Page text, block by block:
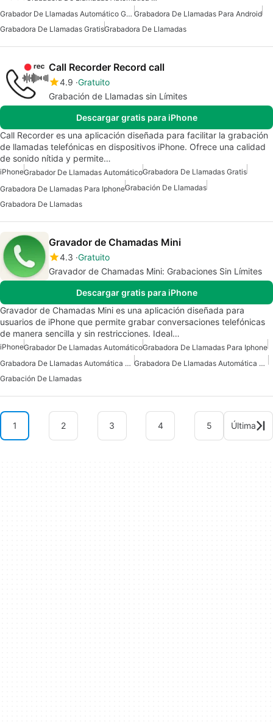
Grabador De Llamadas Automático Gratuito Grabadora De Llamadas Para Android
Grabadora De Llamadas GratisGrabadora De Llamadas
Call Recorder Record call
4.9 Gratuito
Grabación de Llamadas sin Límites
Descargar gratis para iPhone
Call Recorder es una aplicación diseñada para facilitar la grabación
de llamadas telefónicas en dispositivos iPhone. Ofrece una calidad
de sonido nítida y permite…
iPhoneGrabador De Llamadas AutomáticoGrabadora De Llamadas Gratis
Grabadora De Llamadas Para IphoneGrabación De Llamadas
Grabadora De Llamadas
Gravador de Chamadas Mini
4.3 Gratuito
Gravador de Chamadas Mini: Grabaciones Sin Límites
Descargar gratis para iPhone
Gravador de Chamadas Mini es una aplicación diseñada para
usuarios de iPhone que permite grabar conversaciones telefónicas
de manera sencilla y sin restricciones. Ideal…
iPhoneGrabador De Llamadas AutomáticoGrabadora De Llamadas Para Iphone
Grabadora De Llamadas Automática Para IPhone
Grabadora De Llamadas Automática Gratuita Para IPhone
Grabación De Llamadas
1 2 3 4 5 Última